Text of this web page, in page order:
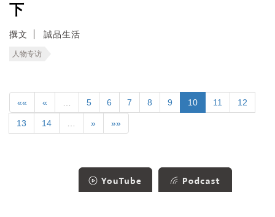
下
撰文 誠品生活
人物专访
«« « 5 6 7 8 9 10 11 12
13 14 » »»